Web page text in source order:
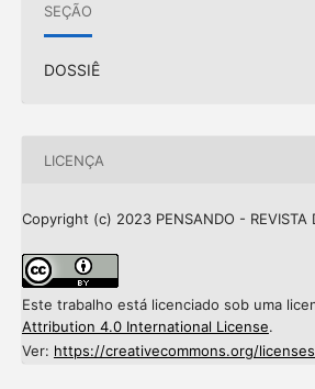
SEÇÃO
DOSSIÊ
LICENÇA
Copyright (c) 2023 PENSANDO - REVISTA
Este trabalho está licenciado sob uma
Attribution 4.0 International License.
Ver: https://creativecommons.org/